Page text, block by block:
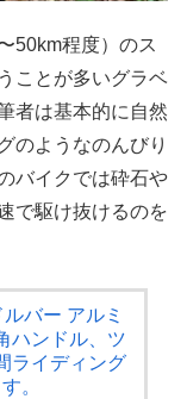
50km程度）のス
ことが多いグラベ
者は基本的に自然
のようなのんびり
バイクでは砕石や
で駆け抜けるのを
バー アルミ
ハンドル、ツ
ライディング
。